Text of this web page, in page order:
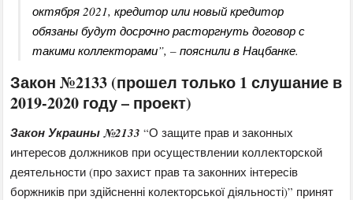
октября 2021, кредитор или новый кредитор
обязаны будут досрочно расторгнуть договор с
такими коллекторами”, – пояснили в Нацбанке.
Закон №2133 (прошел только 1 слушание в
2019-2020 году – проект)
Закон Украины №2133 “О защите прав и законных
интересов должников при осуществлении коллекторской
деятельности (про захист прав та законних інтересів
боржників при здійсненні колекторської діяльності)” принят